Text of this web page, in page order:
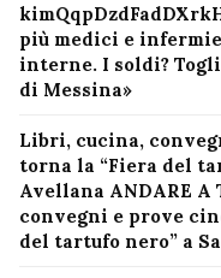
più medici e
interne. I soldi?
di Messina»
Libri, cucina,
torna la “Fiera del
Avellana ANDARE A
convegni e prove
del tartufo nero” a